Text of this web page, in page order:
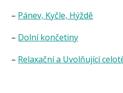
– Pánev, Kyčle, Hýždě
– Dolní končetiny
– Relaxační a Uvolňující